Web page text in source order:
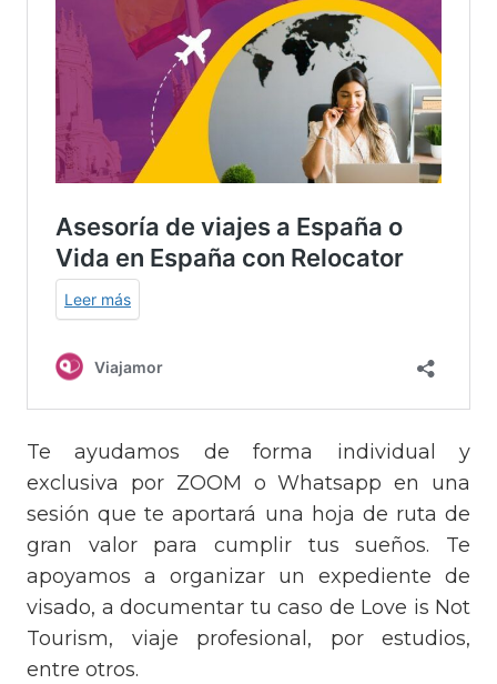
Te ayudamos de forma individual y
exclusiva por ZOOM o Whatsapp en una
sesión que te aportará una hoja de ruta de
gran valor para cumplir tus sueños. Te
apoyamos a organizar un expediente de
visado, a documentar tu caso de Love is Not
Tourism, viaje profesional, por estudios,
entre otros.